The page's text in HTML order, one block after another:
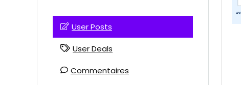
User Posts
User Deals
Commentaires